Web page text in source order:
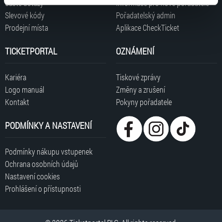
typy cookies používáme, naleznete níže. Možnosti
zpracování upravíte zaškrtnutím příslušné varianty. Svoji
volbu můžete kdykoliv změnit v zápatí stránky v záložce
Časté dotazy
Slevové kódy
Prodejní místa
Informace pro nové pořadatele
Pořadatelský admin
Aplikace CheckTicket
TICKETPORTAL
Kariéra
Logo manuál
Kontakt
OZNÁMENÍ
Tiskové zprávy
Změny a zrušení
Pokyny pořadatele
PODMÍNKY A NASTAVENÍ
Podmínky nákupu vstupenek
Ochrana osobních údajů
Nastavení cookies
Prohlášení o přístupnosti